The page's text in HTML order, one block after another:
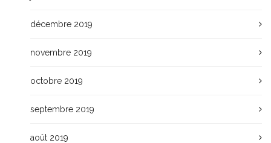
décembre 2019
novembre 2019
octobre 2019
septembre 2019
août 2019